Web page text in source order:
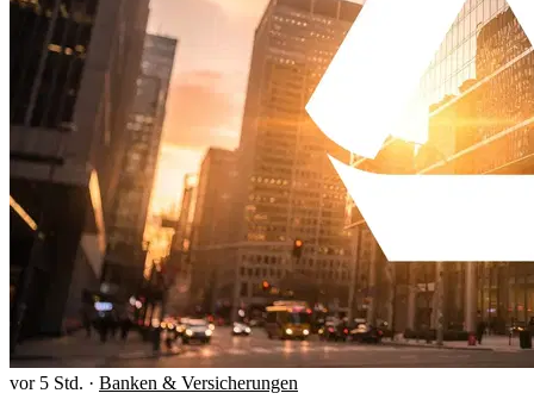
vor 5 Std. · Banken & Versicherungen